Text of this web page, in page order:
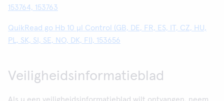
153764, 153763
QuikRead go Hb 10 μl Control (GB, DE, FR, ES, IT, CZ, HU,
PL, SK, SI, SE, NO, DK, FI), 153656
Veiligheidsinformatieblad